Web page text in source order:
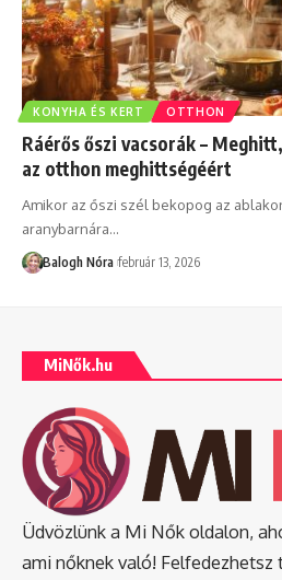
KONYHA ÉS KERT OTTHON
Ráérős őszi vacsorák –
az otthon meghittségéért
Amikor az őszi szél bekopog az
aranybarnára…
Balogh Nóra február 13, 2026
MiNők.hu
Üdvözlünk a Mi Nők oldalon,
ami nőknek való! Felfedezhetsz